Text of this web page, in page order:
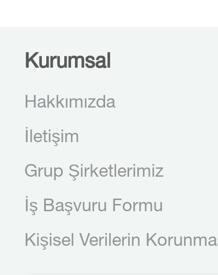
Kurumsal
Hakkımızda
İletişim
Grup Şirketlerimiz
İş Başvuru Formu
Kişisel Verilerin